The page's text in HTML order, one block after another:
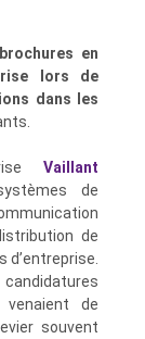
brochures en
lors de
dans les
Vaillant
de
de
de
souvent